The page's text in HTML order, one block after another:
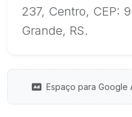
237, Centro, CEP:
Grande, RS.
Espaço para Google